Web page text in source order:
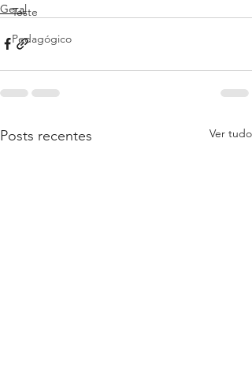
Teste
Pedagógico
Geral
Posts recentes Ver tudo